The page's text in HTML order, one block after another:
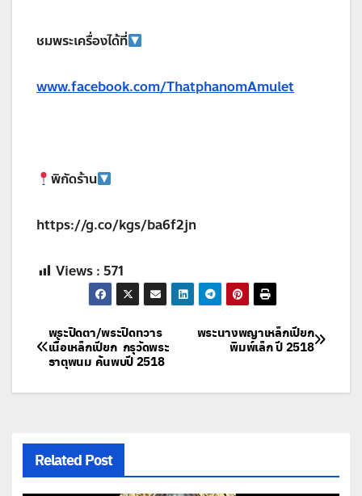
ชมพระเครื่องได้ที่
www.facebook.com/ThatphanomAmulet
พิกัดร้าน
https://g.co/kgs/ba6f2jn
Views : 571
แนะแนว
เรื่อง
พระนางพญาเหล็กเปียก
พิมพ์เล็ก ปี 2518
พระปิดตา/พระปิดทวาร
เนื้อเหล็กเปียก กรุวัดพระ
ธาตุพนม ค้นพบปี 2518
Related Post